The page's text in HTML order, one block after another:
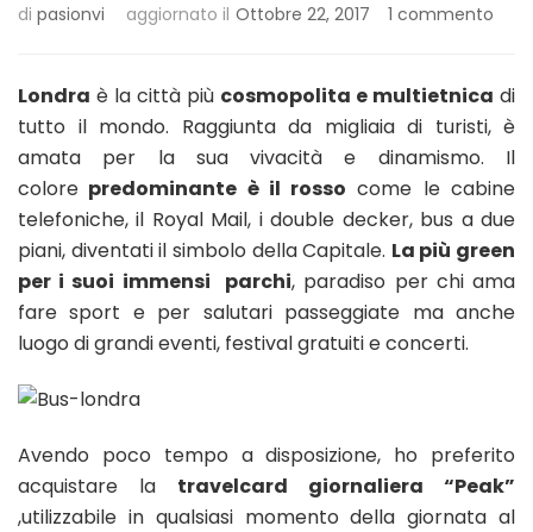
di pasionvi aggiornato il Ottobre 22, 2017 1 commento
Londra è la città più cosmopolita e multietnica di
tutto il mondo. Raggiunta da migliaia di turisti, è
amata per la sua vivacità e dinamismo. Il
colore predominante è il rosso come le cabine
telefoniche, il Royal Mail, i double decker, bus a due
piani, diventati il simbolo della Capitale. La più green
per i suoi immensi parchi, paradiso per chi ama
fare sport e per salutari passeggiate ma anche
luogo di grandi eventi, festival gratuiti e concerti.
Avendo poco tempo a disposizione, ho preferito
acquistare la travelcard giornaliera “Peak”
,utilizzabile in qualsiasi momento della giornata al